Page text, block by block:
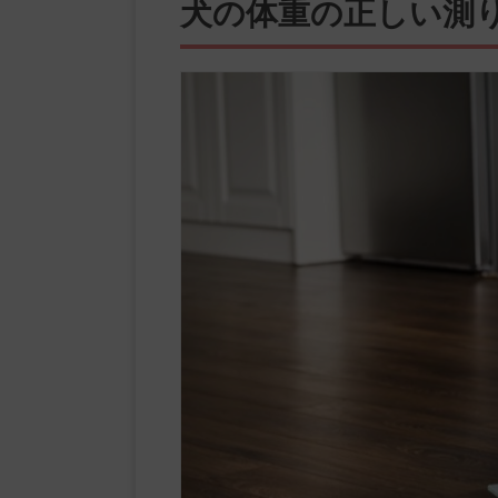
犬の体重の正しい測